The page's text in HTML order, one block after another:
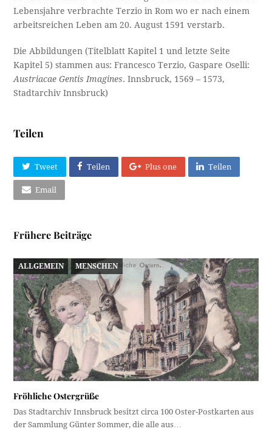
Lebensjahre verbrachte Terzio in Rom wo er nach einem
arbeitsreichen Leben am 20. August 1591 verstarb.
Die Abbildungen (Titelblatt Kapitel 1 und letzte Seite
Kapitel 5) stammen aus: Francesco Terzio, Gaspare Oselli:
Austriacae Gentis Imagines. Innsbruck, 1569 – 1573,
Stadtarchiv Innsbruck)
Teilen
Tweet Teilen Plus one Teilen
Email
Frühere Beiträge
ALLGEMEIN MENSCHEN
Fröhliche Ostergrüße
Das Stadtarchiv Innsbruck besitzt circa 100 Oster-Postkarten aus
der Sammlung Günter Sommer, die alle aus…